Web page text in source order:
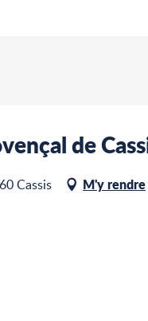
de
Cassis M'y rendre